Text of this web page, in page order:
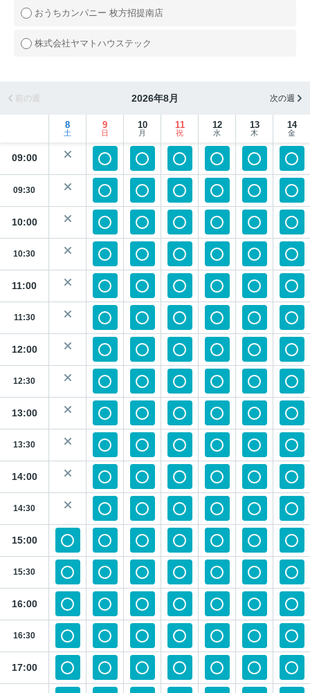
おうちカンパニー 枚方招提南店
株式会社ヤマトハウステック
前の週 2026年8月 次の週
8
土
9
日
10
月
11
祝
12
水
13
木
14
金
09:00
09:30
10:00
10:30
11:00
11:30
12:00
12:30
13:00
13:30
14:00
14:30
15:00
15:30
16:00
16:30
17:00